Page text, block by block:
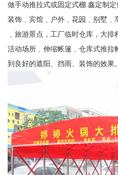
做手动推拉式或固定式棚.鑫定制
装饰﹑宾馆﹑户外﹑花园﹑别墅﹑
﹑旅游景点，工厂临时仓库，大
活动场所﹑伸缩帐篷﹑仓库式推拉
到良好的遮阳、挡雨、装饰的效果。